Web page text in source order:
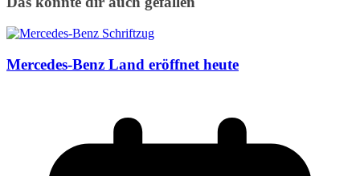
Mercedes-Benz Land eröffnet heute